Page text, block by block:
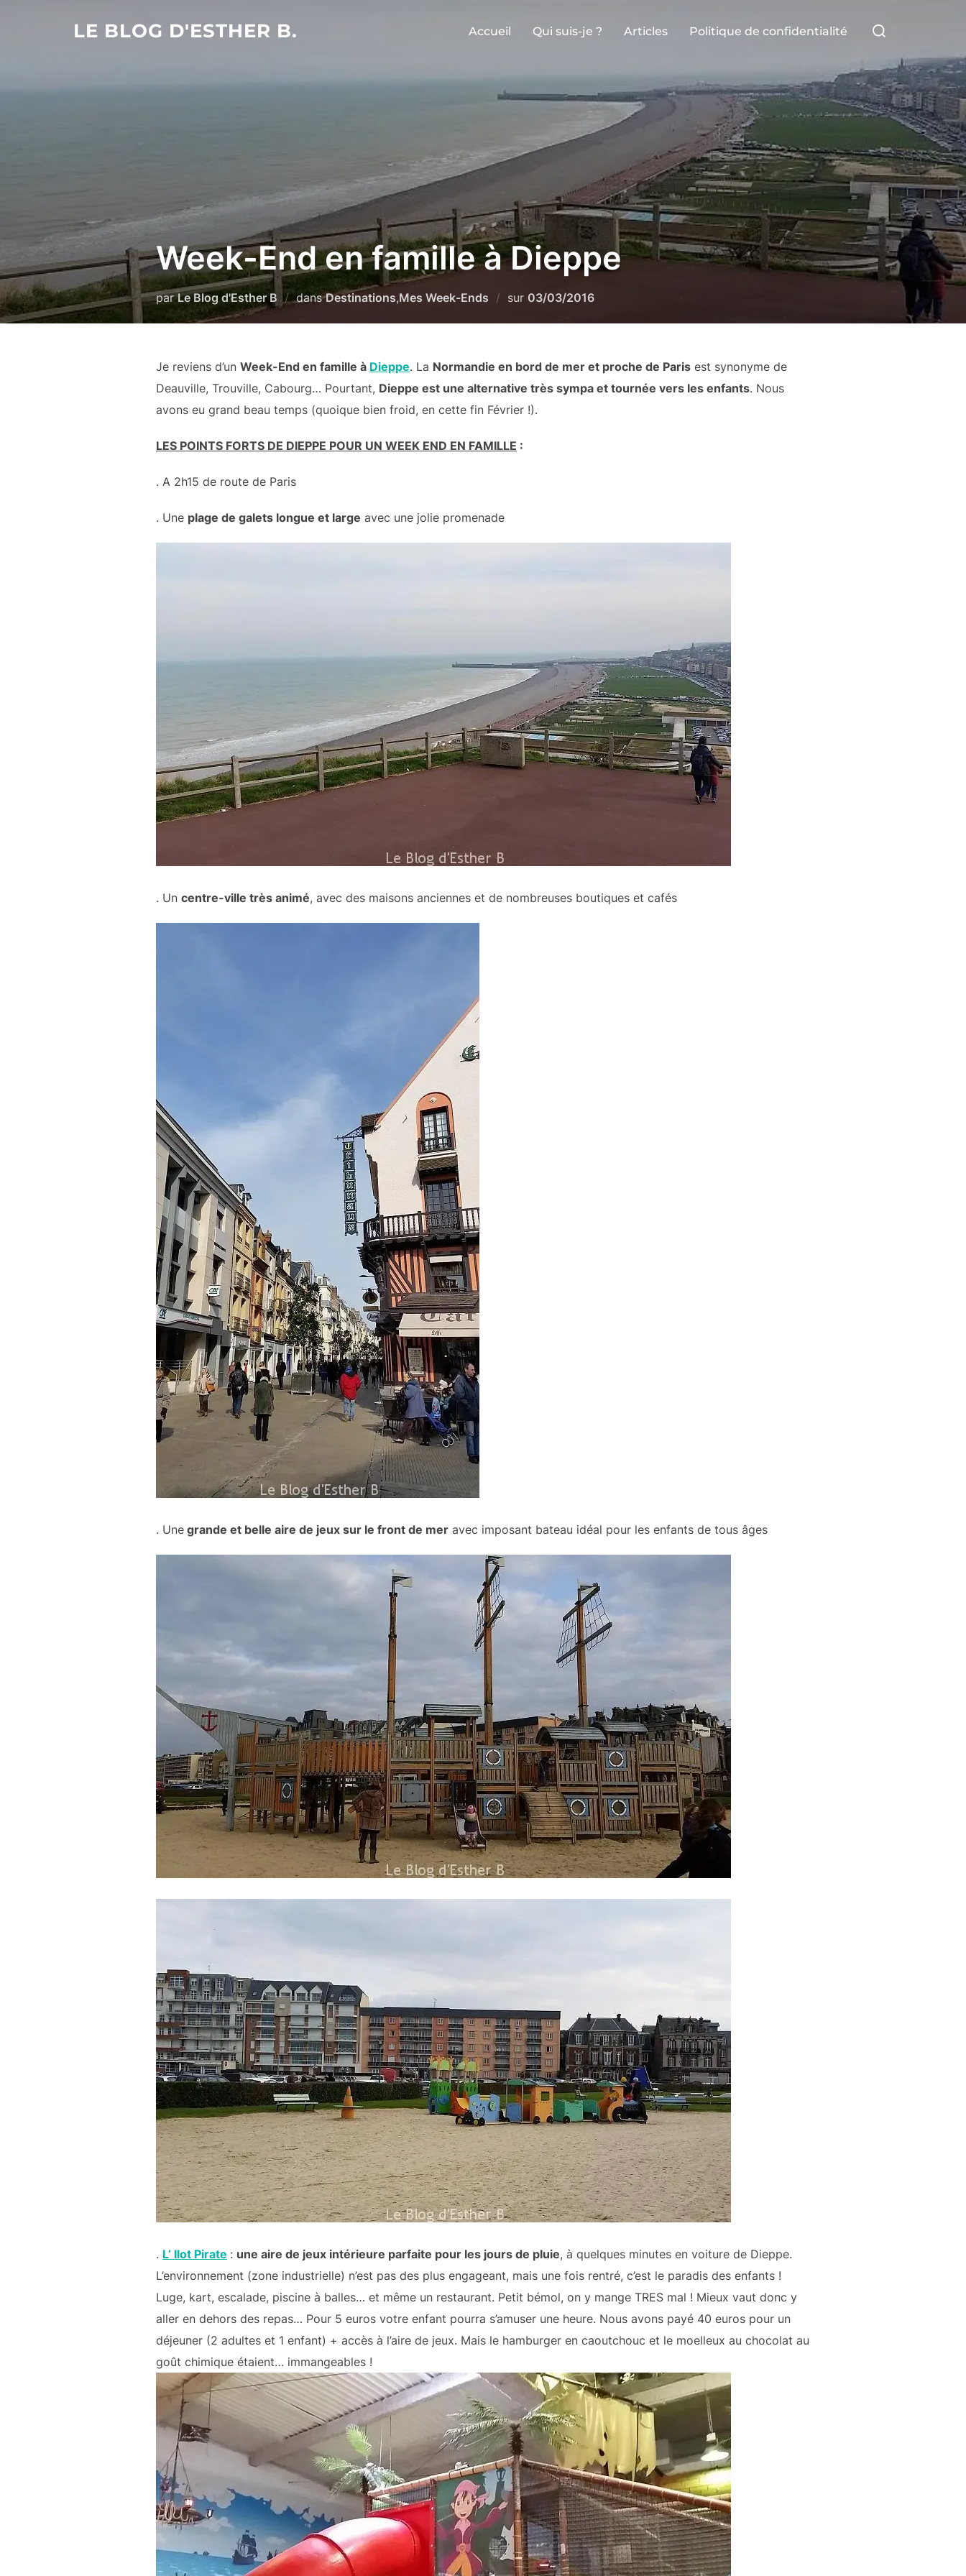
LE BLOG D'ESTHER B. Accueil Qui suis-je ? Articles Politique de confidentialité
Rechercher :
Week-End en famille à Dieppe
parLe Blog d'Esther B dansDestinations,Mes Week-Ends sur Publié
03/03/2016
Je reviens d’un Week-End en famille à Dieppe. La Normandie en bord de mer et proche de Paris est synonyme de
Deauville, Trouville, Cabourg… Pourtant, Dieppe est une alternative très sympa et tournée vers les enfants. Nous
avons eu grand beau temps (quoique bien froid, en cette fin Février !).
LES POINTS FORTS DE DIEPPE POUR UN WEEK END EN FAMILLE :
. A 2h15 de route de Paris
. Une plage de galets longue et large avec une jolie promenade
. Un centre-ville très animé, avec des maisons anciennes et de nombreuses boutiques et cafés
. Une grande et belle aire de jeux sur le front de mer avec imposant bateau idéal pour les enfants de tous âges
. L’ Ilot Pirate : une aire de jeux intérieure parfaite pour les jours de pluie, à quelques minutes en voiture de Dieppe.
L’environnement (zone industrielle) n’est pas des plus engageant, mais une fois rentré, c’est le paradis des enfants !
Luge, kart, escalade, piscine à balles… et même un restaurant. Petit bémol, on y mange TRES mal ! Mieux vaut donc y
aller en dehors des repas… Pour 5 euros votre enfant pourra s’amuser une heure. Nous avons payé 40 euros pour un
déjeuner (2 adultes et 1 enfant) + accès à l’aire de jeux. Mais le hamburger en caoutchouc et le moelleux au chocolat au
goût chimique étaient… immangeables !